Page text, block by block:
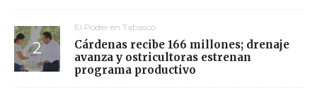
El Poder en Tabasco
Cárdenas recibe 166 millones; drenaje
avanza y ostricultoras estrenan
programa productivo